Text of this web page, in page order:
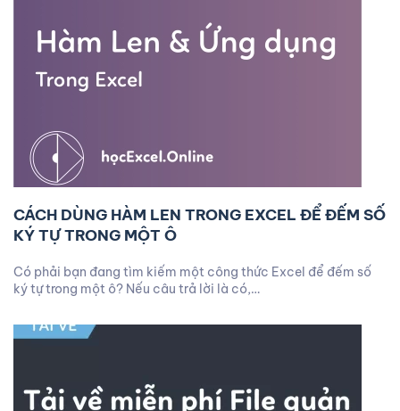
CÁCH DÙNG HÀM LEN TRONG EXCEL ĐỂ ĐẾM SỐ
KÝ TỰ TRONG MỘT Ô
Có phải bạn đang tìm kiếm một công thức Excel để đếm số
ký tự trong một ô? Nếu câu trả lời là có,…